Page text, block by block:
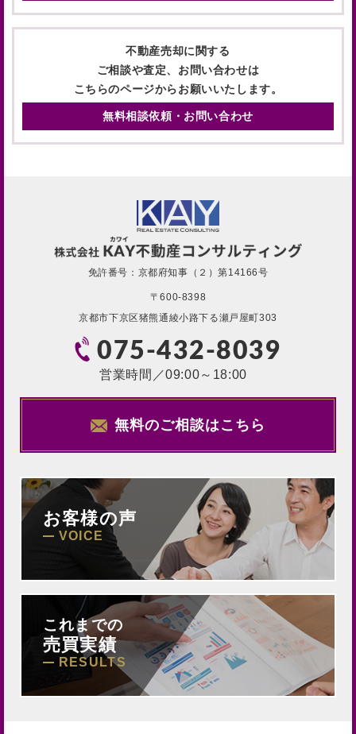
不動産売却に関する
ご相談や査定、お問い合わせは
こちらのページからお願いいたします。
無料相談依頼・お問い合わせ
免許番号：京都府知事（２）第14166号
〒600-8398
京都市下京区猪熊通綾小路下る瀬戸屋町303
075-432-8039
営業時間／09:00～18:00
無料のご相談はこちら
お客様の声
VOICE
これまでの
売買実績
RESULTS